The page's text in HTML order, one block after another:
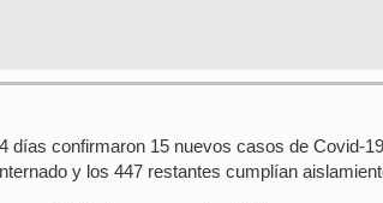
días confirmaron 15 nuevos casos de Covid-
y los 447 restantes cumplían